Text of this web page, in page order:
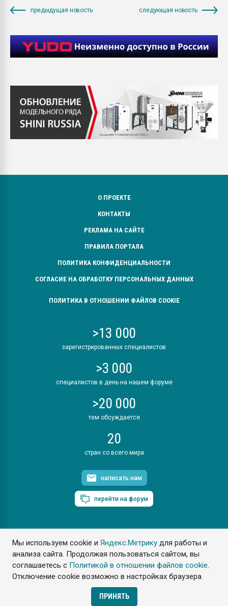
Мы используем cookie иЯндекс.Метрику для работы и
анализа сайта. Продолжая пользоваться сайтом, вы
соглашаетесь с Политикой в отношении файлов cookie.
Отключение cookie возможно в настройках браузера.
ПРИНЯТЬ
предыдущая новость следующая новость
О ПРОЕКТЕ
КОНТАКТЫ
РЕКЛАМА НА САЙТЕ
ПРАВИЛА ПОРТАЛА
ПОЛИТИКА КОНФИДЕНЦИАЛЬНОСТИ
СОГЛАСИЕ НА ОБРАБОТКУ ПЕРСОНАЛЬНЫХ ДАННЫХ
ПОЛИТИКА В ОТНОШЕНИИ ФАЙЛОВ COOKIE
>13 000
зарегистрированных специалистов
>3 000
специалистов в день на нашем форуме
>20 000
тем обсуждается
20
стран со всего мира
написать нам
перейти на форум
ПластЭксперт © 2006. Все права защищены
Разрешается копирование материалов сайта с обязательной
ссылкой на www.e-plastic.ru
Разработка сайта